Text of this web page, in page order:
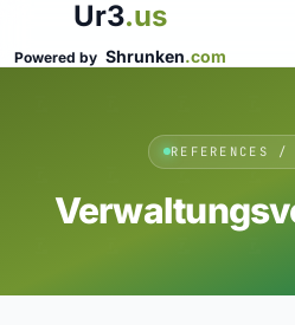
Ur3.us
Powered by Shrunken.com
REFERENCES /